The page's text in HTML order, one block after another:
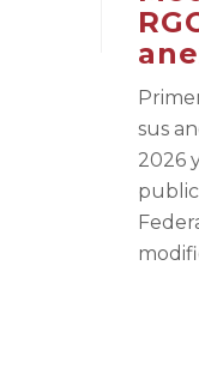
sus
2026